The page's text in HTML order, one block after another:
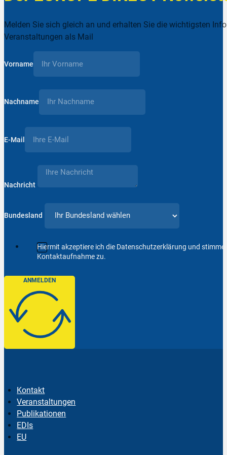
Melden Sie sich gleich an und erhalten Sie die wichtigsten
Veranstaltungen als Mail
Vorname
Nachname
E-Mail
Nachricht
Bundesland
Hiermit akzeptiere ich die Datenschutzerklärung und
Kontaktaufnahme zu.
ANMELDEN
Kontakt
Veranstaltungen
Publikationen
EDIs
EU